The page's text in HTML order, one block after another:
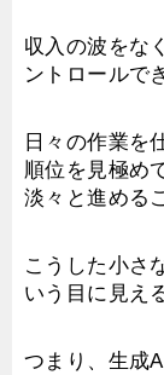
収入の波をな
ントロールで
日々の作業を
順位を見極め
淡々と進める
こうした小さ
いう目に見え
つまり、生成